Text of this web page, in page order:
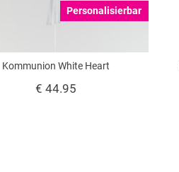
Personalisierbar
Kommunion White Heart
€ 44.95